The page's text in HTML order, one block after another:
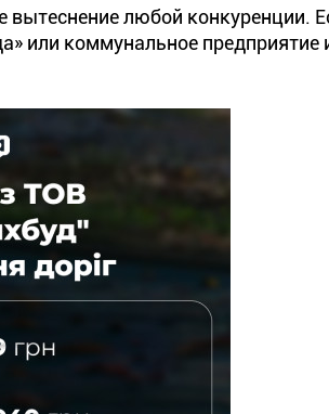
вытеснение любой конкуренции.
или коммунальное предприятие